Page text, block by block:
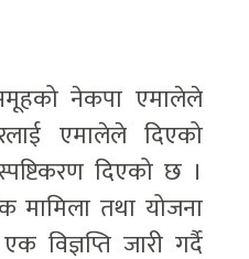
नेकपा एमालेले
एमालेले दिएको
दिएको छ ।
मामिला तथा योजना
विज्ञप्ति जारी गर्दै